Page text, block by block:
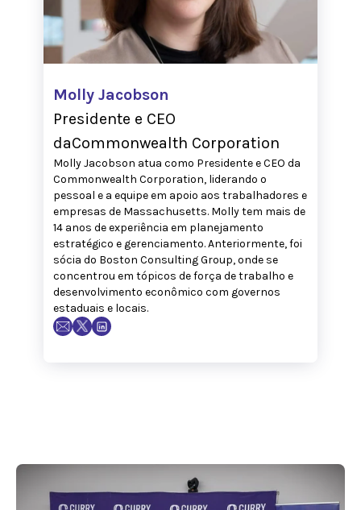
Molly Jacobson
Presidente e CEO
daCommonwealth Corporation
Molly Jacobson atua como Presidente e CEO da
Commonwealth Corporation, liderando o
pessoal e a equipe em apoio aos trabalhadores e
empresas de Massachusetts. Molly tem mais de
14 anos de experiência em planejamento
estratégico e gerenciamento. Anteriormente, foi
sócia do Boston Consulting Group, onde se
concentrou em tópicos de força de trabalho e
desenvolvimento econômico com governos
estaduais e locais.